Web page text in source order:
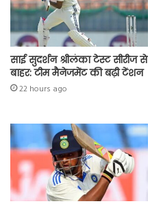
साई सुदर्शन श्रीलंका टेस्ट सीरीज से
बाहर: टीम मैनेजमेंट की बढ़ी टेंशन
22 hours ago